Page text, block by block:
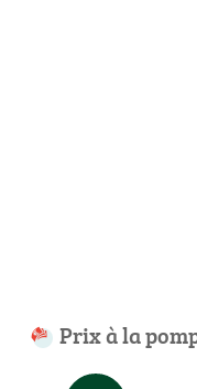
Prix à la